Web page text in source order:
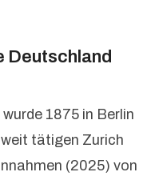
Deutschland
1875 in Berlin
tätigen Zurich
(2025) von